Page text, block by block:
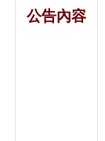
公告內容